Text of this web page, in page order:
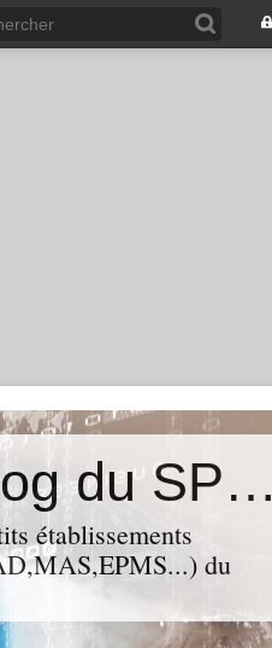
&quot;Résistances&quot;-Le blog du SPHAB/CGT (56-Guémené-sur-Scorff) et des Syndicats CGT associés des petits établissements sanitaires, sociaux et médico-sociaux du Morbihan qui résistent à la casse
établissements
du